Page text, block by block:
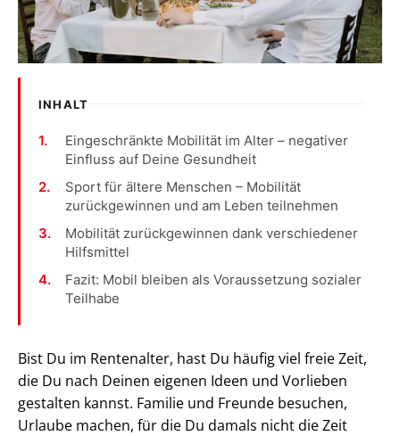
INHALT
Eingeschränkte Mobilität im Alter – negativer
Einfluss auf Deine Gesundheit
Sport für ältere Menschen – Mobilität
zurückgewinnen und am Leben teilnehmen
Mobilität zurückgewinnen dank verschiedener
Hilfsmittel
Fazit: Mobil bleiben als Voraussetzung sozialer
Teilhabe
Bist Du im Rentenalter, hast Du häufig viel freie Zeit,
die Du nach Deinen eigenen Ideen und Vorlieben
gestalten kannst. Familie und Freunde besuchen,
Urlaube machen, für die Du damals nicht die Zeit